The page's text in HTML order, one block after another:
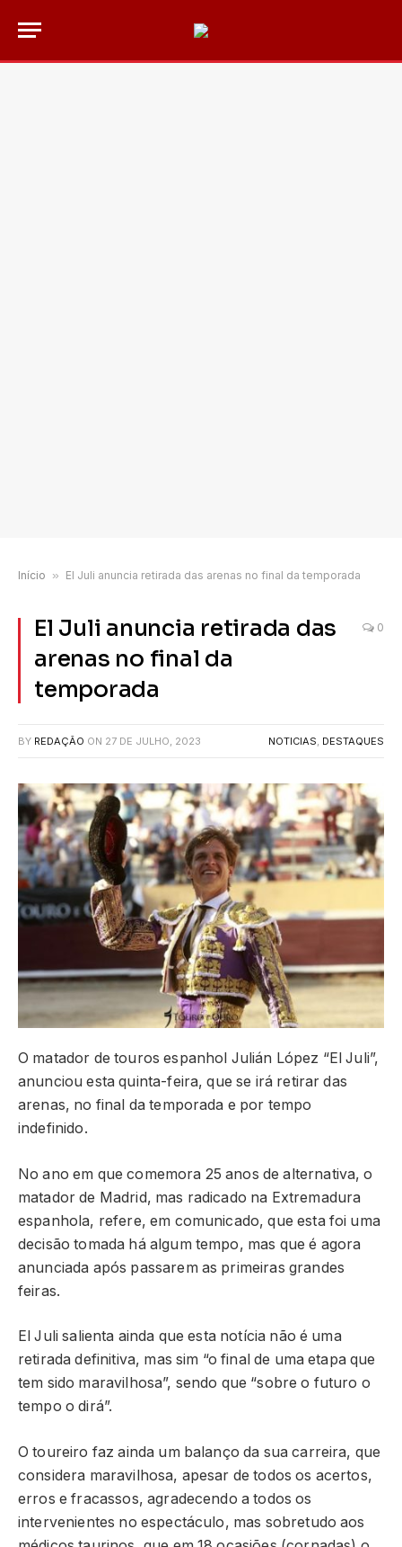
Início » El Juli anuncia retirada das arenas no final da temporada
El Juli anuncia retirada das
arenas no final da
temporada
0
BY REDAÇÃO ON 27 DE JULHO, 2023 NOTICIAS, DESTAQUES
O matador de touros espanhol Julián López “El Juli”,
anunciou esta quinta-feira, que se irá retirar das
arenas, no final da temporada e por tempo
indefinido.
No ano em que comemora 25 anos de alternativa, o
matador de Madrid, mas radicado na Extremadura
espanhola, refere, em comunicado, que esta foi uma
decisão tomada há algum tempo, mas que é agora
anunciada após passarem as primeiras grandes
feiras.
El Juli salienta ainda que esta notícia não é uma
retirada definitiva, mas sim “o final de uma etapa que
tem sido maravilhosa”, sendo que “sobre o futuro o
tempo o dirá”.
O toureiro faz ainda um balanço da sua carreira, que
considera maravilhosa, apesar de todos os acertos,
erros e fracassos, agradecendo a todos os
intervenientes no espectáculo, mas sobretudo aos